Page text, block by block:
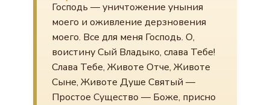
Господь — уничтожение уныния
моего и оживление дерзновения
моего. Все для меня Господь. О,
воистину Сый Владыко, слава Тебе!
Слава Тебе, Животе Отче, Животе
Сыне, Животе Душе Святый —
Простое Существо — Боже, присно